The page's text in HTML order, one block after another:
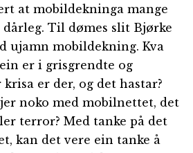
at mobildekninga mange
Til dømes slit Bjørke
ujamn mobildekning. Kva
er i grisgrendte og
er der, og det hastar?
noko med mobilnettet, det
terror? Med tanke på det
kan det vere ein tanke å